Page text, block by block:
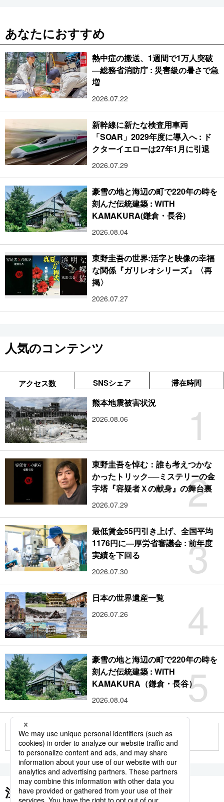
あなたにおすすめ
熱中症の搬送、1週間で1万人突破
―総務省消防庁 : 災害級の暑さで急
増
2026.07.22
新幹線に新たな検査用車両
「SOAR」2029年度に導入へ : ド
クターイエローは27年1月に引退
2026.07.29
豪雪の地と海辺の町で220年の時を
刻んだ伝統建築 : WITH
KAMAKURA(鎌倉・長谷)
2026.08.04
東野圭吾の世界:活字と映像の幸福
な関係『ガリレオシリーズ』〈再
掲〉
2026.07.27
人気のコンテンツ
アクセス数 SNSシェア 滞在時間
1
熊本地震被害状況
2026.08.06
2
東野圭吾を悼む：誰も考えつかな
かったトリック──ミステリーの金
字塔『容疑者Ｘの献身』の舞台裏
2026.07.29
3
最低賃金55円引き上げ、全国平均
1176円に―厚労省審議会 : 前年度
実績を下回る
2026.07.30
4
日本の世界遺産一覧
2026.07.26
5
豪雪の地と海辺の町で220年の時を
刻んだ伝統建築 : WITH
KAMAKURA（鎌倉・長谷）
2026.08.04
もっと見る
注目のキーワード